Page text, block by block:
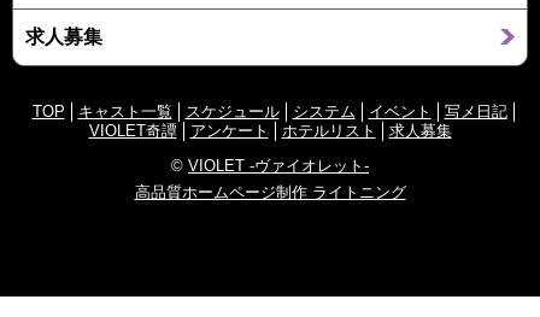
求人募集
TOP キャスト一覧 スケジュール システム イベント
写メ日記
VIOLET奇譚
アンケート ホテルリスト
求人募集
© VIOLET -ヴァイオレット-
高品質ホームページ制作 ライトニング